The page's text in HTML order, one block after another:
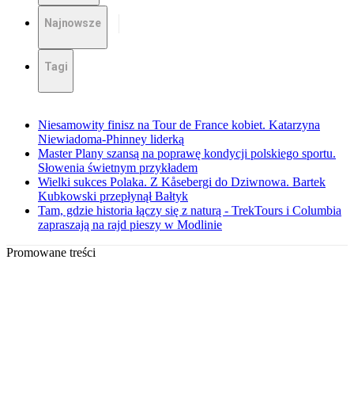
Najnowsze
Tagi
Niesamowity finisz na Tour de France kobiet. Katarzyna
Niewiadoma-Phinney liderką
Master Plany szansą na poprawę kondycji polskiego sportu.
Słowenia świetnym przykładem
Wielki sukces Polaka. Z Kåsebergi do Dziwnowa. Bartek
Kubkowski przepłynął Bałtyk
Tam, gdzie historia łączy się z naturą - TrekTours i Columbia
zapraszają na rajd pieszy w Modlinie
Promowane treści